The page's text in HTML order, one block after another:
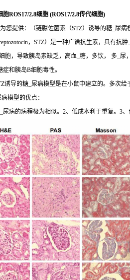
ROS17/2.8细胞 (ROS17/2.8传代细胞)
您提供：（链脲佐菌素（STZ）诱导的糖_尿病
，STZ）是一种广谱抗生素，具有抗
胞，导致胰岛素缺乏，高血_糖，多饮， 多_
和胰岛B细胞毒性。
诱导的糖_尿病模型是在小鼠中建立的。多次给
模型的优点：
尿病的病程极为相似。2、低成本利于重复。3